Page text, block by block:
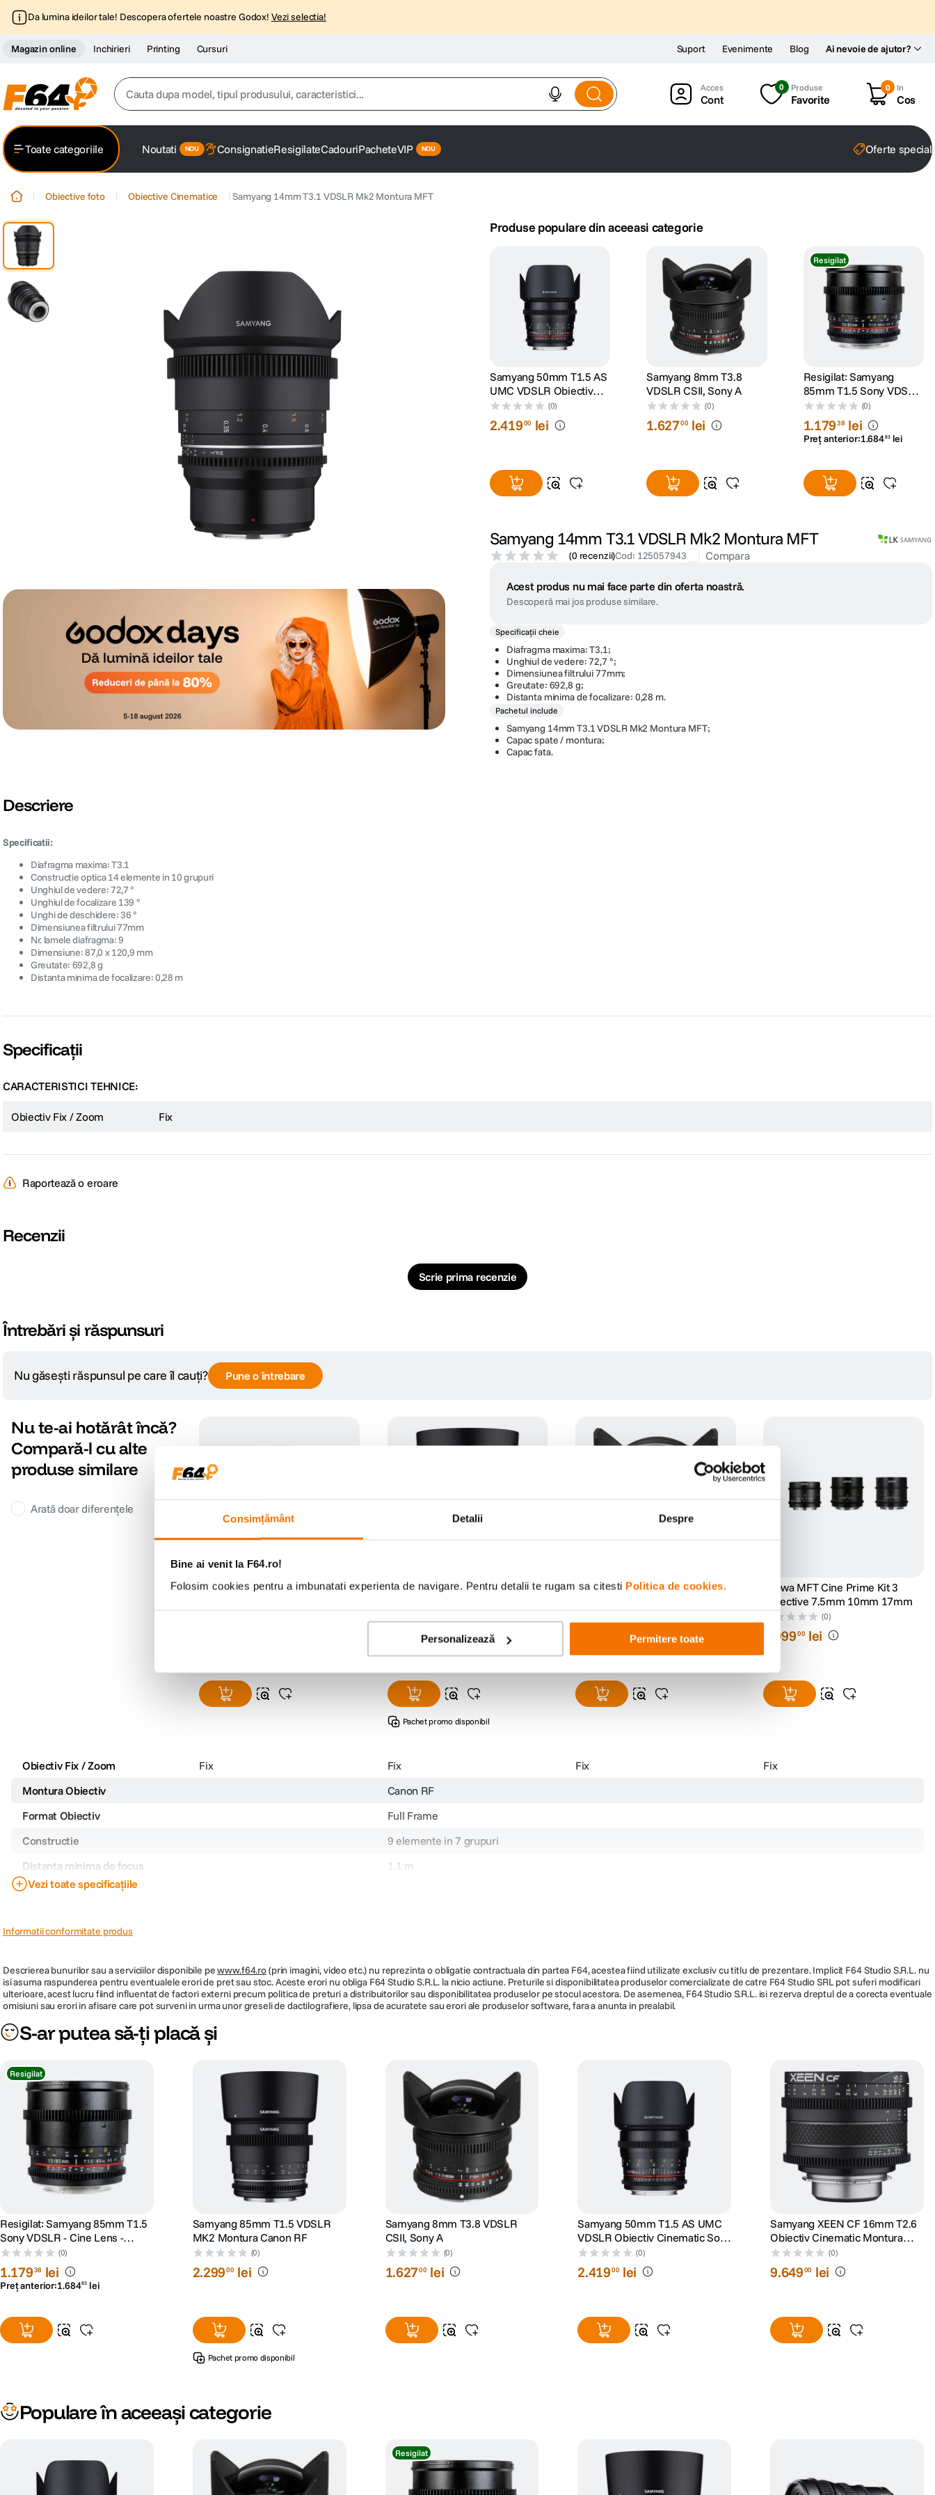
Consimțământ Detalii Despre
Bine ai venit la F64.ro!
Folosim cookies pentru a imbunatati experienta de navigare. Pentru detalii te rugam sa citesti Politica de cookies.
Personalizează Permitere toate
Da lumina ideilor tale! Descopera ofertele noastre Godox! Vezi selectia!
Magazin online Inchirieri Printing Cursuri Ai nevoie de ajutor?
Suport Evenimente Blog
Cauta dupa model, tipul produsului, caracteristici...
2. trepied
lavaliera
canon sx740 hs
dji mic mini
dji osmo pocket 4
Cont
0 Produse
Favorite
0 In
Cos
Toate categoriile Noutati ConsignatieResigilateCadouriPacheteVIP Oferte
Obiective foto Obiective Cinematice Samyang 14mm T3.1 VDSLR Mk2 Montura MFT
Produse populare din aceeasi categorie
Samyang 50mm T1.5 AS
UMC VDSLR Obiectiv
Cinematic Sony A
(0)
2.41900 lei
Samyang 8mm T3.8
VDSLR CSII, Sony A
(0)
1.62700 lei
Resigilat
Resigilat: Samyang
85mm T1.5 Sony VDSLR
- Cine Lens -
RS125005932-1
(0)
1.17938 lei
Preț anterior:1.68483 lei
Samyang 14mm T3.1 VDSLR Mk2 Montura MFT
(0 recenzii)Cod: 125057943 Compara
Acest produs nu mai face parte din oferta noastră.
Descoperă mai jos produse similare.
Specificații cheie
Diafragma maxima: T3.1;
Unghiul de vedere: 72,7 °;
Dimensiunea filtrului 77mm;
Greutate: 692,8 g;
Distanta minima de focalizare: 0,28 m.
Pachetul include
Samyang 14mm T3.1 VDSLR Mk2 Montura MFT;
Capac spate / montura;
Capac fata.
Descriere
Specificatii:
Diafragma maxima: T3.1
Constructie optica 14 elemente in 10 grupuri
Unghiul de vedere: 72,7 °
Unghiul de focalizare 139 °
Unghi de deschidere: 36 °
Dimensiunea filtrului 77mm
Nr. lamele diafragma: 9
Dimensiune: 87,0 x 120,9 mm
Greutate: 692,8 g
Distanta minima de focalizare: 0,28 m
Specificații
CARACTERISTICI TEHNICE:
Obiectiv Fix / Zoom Fix
Raportează o eroare
Recenzii
Scrie prima recenzie
Întrebări și răspunsuri
Nu găsești răspunsul pe care îl cauți? Pune o întrebare
Nu te-ai hotărât încă?
Compară-l cu alte
produse similare
Arată doar diferențele
Samyang 14mm T3.1 VDSLR ED
Samyang 85mm T1.5 VDSLR
00 lei
Pachet promo disponibil
Samyang 8mm T3.8 VDSLR CSII,
lei
Laowa MFT Cine Prime Kit 3
Obiective 7.5mm 10mm 17mm
(0)
99900 lei
Obiectiv Fix / Zoom Fix Fix Fix
Fix
Montura Obiectiv
Canon RF
Format Obiectiv
Full Frame
Constructie
9 elemente in 7 grupuri
Distanta minima de focus
1.1 m
Filet filtru
Tip Obiectiv
Focala Fixa
85mm
Unghi de cuprindere
Full Frame: 28.4° / Super35: 20.6°
/ APS-C (1.5x): 19.1° / APS-C
Nr. lamele diafragma
Diafragma Maxima
f/1.5
Plaja diafragme
T1.5 - T22
Parasolar inclus
Vezi toate specificațiile
Informatii conformitate produs
Descrierea bunurilor sau a serviciilor disponibile pewww.f64.ro(prin imagini, video etc.) nu reprezinta o obligatie contractuala din partea F64, acestea fiind utilizate exclusiv cu titlu de prezentare. Implicit F64 Studio S.R.L. nu
isi asuma raspunderea pentru eventualele erori de pret sau stoc. Aceste erori nu obliga F64 Studio S.R.L. la nicio actiune. Preturile si disponibilitatea produselor comercializate de catre F64 Studio SRL pot suferi modificari
ulterioare, acest lucru fiind influentat de factori externi precum politica de preturi a distribuitorilor sau disponibilitatea produselor pe stocul acestora. De asemenea, F64 Studio S.R.L. isi rezerva dreptul de a corecta eventuale
omisiuni sau erori in afisare care pot surveni in urma unor greseli de dactilografiere, lipsa de acuratete sau erori ale produselor software, fara a anunta in prealabil.
S-ar putea să-ți placă și
Resigilat
Resigilat: Samyang 85mm T1.5
Sony VDSLR - Cine Lens -
RS125005932-1
(0)
1.17938 lei
Preț anterior:1.68483 lei
Samyang 85mm T1.5 VDSLR
MK2 Montura Canon RF
(0)
2.29900 lei
Pachet promo disponibil
Samyang 8mm T3.8 VDSLR
CSII, Sony A
(0)
1.62700 lei
Samyang 50mm T1.5 AS UMC
VDSLR Obiectiv Cinematic Sony
A
(0)
2.41900 lei
Samyang XEEN CF 16mm T2.6
Obiectiv Cinematic Montura
Canon EF
(0)
9.64900 lei
Populare în aceeași categorie
Resigilat